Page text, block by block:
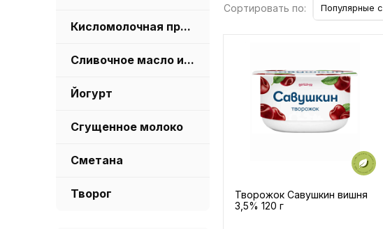
Кисломолочная продукция
Сливочное масло и маргарин
Йогурт
Сгущенное молоко
Сметана
Творог
Сортировать по: Популярные
Творожок Савушкин вишня
3,5% 120 г